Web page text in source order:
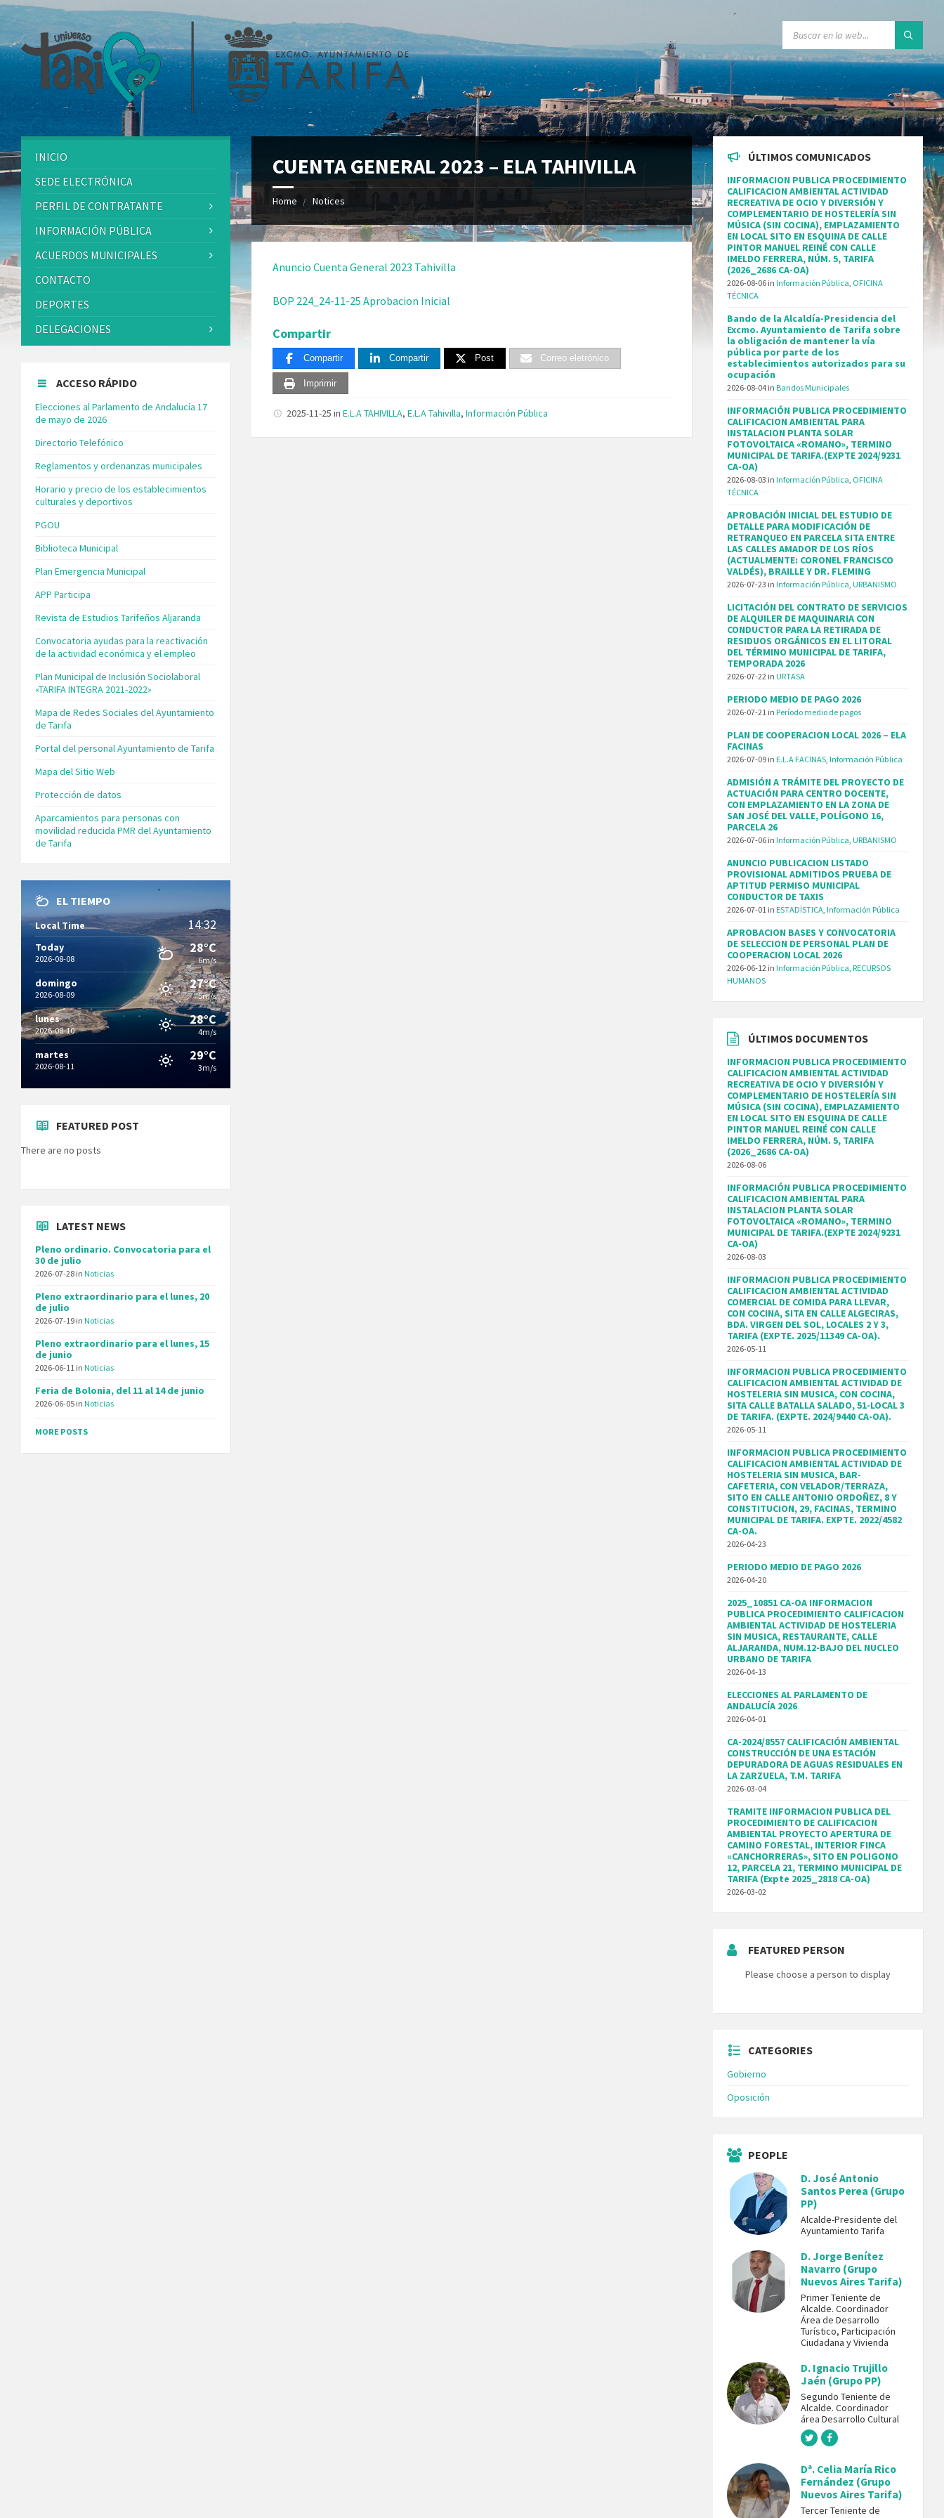
CUENTA GENERAL 2023 – ELA TAHIVILLA
Home Notices
Anuncio Cuenta General 2023 Tahivilla
BOP 224_24-11-25 Aprobacion Inicial
Compartir
Compartir Compartir Post Correo eletrónico
Imprimir
2025-11-25inE.L.A TAHIVILLA,E.L.A Tahivilla,Información Pública
INICIO
SEDE ELECTRÓNICA
PERFIL DE CONTRATANTE
INFORMACIÓN PÚBLICA
ACUERDOS MUNICIPALES
CONTACTO
DEPORTES
DELEGACIONES
ACCESO RÁPIDO
Elecciones al Parlamento de Andalucía 17
de mayo de 2026
Directorio Telefónico
Reglamentos y ordenanzas municipales
Horario y precio de los establecimientos
culturales y deportivos
PGOU
Biblioteca Municipal
Plan Emergencia Municipal
APP Participa
Revista de Estudios Tarifeños Aljaranda
Convocatoria ayudas para la reactivación
de la actividad económica y el empleo
Plan Municipal de Inclusión Sociolaboral
«TARIFA INTEGRA 2021-2022»
Mapa de Redes Sociales del Ayuntamiento
de Tarifa
Portal del personal Ayuntamiento de Tarifa
Mapa del Sitio Web
Protección de datos
Aparcamientos para personas con
movilidad reducida PMR del Ayuntamiento
de Tarifa
EL TIEMPO
Local Time 14:32
Today
2026-08-08
28°C
6m/s
domingo
2026-08-09
27°C
5m/s
lunes
2026-08-10
28°C
4m/s
martes
2026-08-11
29°C
3m/s
FEATURED POST
There are no posts
LATEST NEWS
Pleno ordinario. Convocatoria para el
30 de julio
2026-07-28 in Noticias
Pleno extraordinario para el lunes, 20
de julio
2026-07-19 in Noticias
Pleno extraordinario para el lunes, 15
de junio
2026-06-11 in Noticias
Feria de Bolonia, del 11 al 14 de junio
2026-06-05 in Noticias
MORE POSTS
ÚLTIMOS COMUNICADOS
INFORMACION PUBLICA PROCEDIMIENTO
CALIFICACION AMBIENTAL ACTIVIDAD
RECREATIVA DE OCIO Y DIVERSIÓN Y
COMPLEMENTARIO DE HOSTELERÍA SIN
MÚSICA (SIN COCINA), EMPLAZAMIENTO
EN LOCAL SITO EN ESQUINA DE CALLE
PINTOR MANUEL REINÉ CON CALLE
IMELDO FERRERA, NÚM. 5, TARIFA
(2026_2686 CA-OA)
2026-08-06 inInformación Pública OFICINA
TÉCNICA
Bando de la Alcaldía-Presidencia del
Excmo. Ayuntamiento de Tarifa sobre
la obligación de mantener la vía
pública por parte de los
establecimientos autorizados para su
ocupación
2026-08-04 inBandos Municipales
INFORMACIÓN PUBLICA PROCEDIMIENTO
CALIFICACION AMBIENTAL PARA
INSTALACION PLANTA SOLAR
FOTOVOLTAICA «ROMANO», TERMINO
MUNICIPAL DE TARIFA.(EXPTE 2024/9231
CA-OA)
2026-08-03 inInformación Pública OFICINA
TÉCNICA
APROBACIÓN INICIAL DEL ESTUDIO DE
DETALLE PARA MODIFICACIÓN DE
RETRANQUEO EN PARCELA SITA ENTRE
LAS CALLES AMADOR DE LOS RÍOS
(ACTUALMENTE: CORONEL FRANCISCO
VALDÉS), BRAILLE Y DR. FLEMING
2026-07-23 inInformación Pública ,URBANISMO
LICITACIÓN DEL CONTRATO DE SERVICIOS
DE ALQUILER DE MAQUINARIA CON
CONDUCTOR PARA LA RETIRADA DE
RESIDUOS ORGÁNICOS EN EL LITORAL
DEL TÉRMINO MUNICIPAL DE TARIFA,
TEMPORADA 2026
2026-07-22 inURTASA
PERIODO MEDIO DE PAGO 2026
2026-07-21 inPeríodo medio de pagos
PLAN DE COOPERACION LOCAL 2026 – ELA
FACINAS
2026-07-09 inE.L.A FACINAS ,Información Pública
ADMISIÓN A TRÁMITE DEL PROYECTO DE
ACTUACIÓN PARA CENTRO DOCENTE,
CON EMPLAZAMIENTO EN LA ZONA DE
SAN JOSÉ DEL VALLE, POLÍGONO 16,
PARCELA 26
2026-07-06 inInformación Pública ,URBANISMO
ANUNCIO PUBLICACION LISTADO
PROVISIONAL ADMITIDOS PRUEBA DE
APTITUD PERMISO MUNICIPAL
CONDUCTOR DE TAXIS
2026-07-01 inESTADÍSTICA ,Información Pública
APROBACION BASES Y CONVOCATORIA
DE SELECCION DE PERSONAL PLAN DE
COOPERACION LOCAL 2026
2026-06-12 inInformación Pública ,RECURSOS
HUMANOS
ÚLTIMOS DOCUMENTOS
INFORMACION PUBLICA PROCEDIMIENTO
CALIFICACION AMBIENTAL ACTIVIDAD
RECREATIVA DE OCIO Y DIVERSIÓN Y
COMPLEMENTARIO DE HOSTELERÍA SIN
MÚSICA (SIN COCINA), EMPLAZAMIENTO
EN LOCAL SITO EN ESQUINA DE CALLE
PINTOR MANUEL REINÉ CON CALLE
IMELDO FERRERA, NÚM. 5, TARIFA
(2026_2686 CA-OA)
2026-08-06
INFORMACIÓN PUBLICA PROCEDIMIENTO
CALIFICACION AMBIENTAL PARA
INSTALACION PLANTA SOLAR
FOTOVOLTAICA «ROMANO», TERMINO
MUNICIPAL DE TARIFA.(EXPTE 2024/9231
CA-OA)
2026-08-03
INFORMACION PUBLICA PROCEDIMIENTO
CALIFICACION AMBIENTAL ACTIVIDAD
COMERCIAL DE COMIDA PARA LLEVAR,
CON COCINA, SITA EN CALLE ALGECIRAS,
BDA. VIRGEN DEL SOL, LOCALES 2 Y 3,
TARIFA (EXPTE. 2025/11349 CA-OA).
2026-05-11
INFORMACION PUBLICA PROCEDIMIENTO
CALIFICACION AMBIENTAL ACTIVIDAD DE
HOSTELERIA SIN MUSICA, CON COCINA,
SITA CALLE BATALLA SALADO, 51-LOCAL 3
DE TARIFA. (EXPTE. 2024/9440 CA-OA).
2026-05-11
INFORMACION PUBLICA PROCEDIMIENTO
CALIFICACION AMBIENTAL ACTIVIDAD DE
HOSTELERIA SIN MUSICA, BAR-
CAFETERIA, CON VELADOR/TERRAZA,
SITO EN CALLE ANTONIO ORDOÑEZ, 8 Y
CONSTITUCION, 29, FACINAS, TERMINO
MUNICIPAL DE TARIFA. EXPTE. 2022/4582
CA-OA.
2026-04-23
PERIODO MEDIO DE PAGO 2026
2026-04-20
2025_10851 CA-OA INFORMACION
PUBLICA PROCEDIMIENTO CALIFICACION
AMBIENTAL ACTIVIDAD DE HOSTELERIA
SIN MUSICA, RESTAURANTE, CALLE
ALJARANDA, NUM.12-BAJO DEL NUCLEO
URBANO DE TARIFA
2026-04-13
ELECCIONES AL PARLAMENTO DE
ANDALUCÍA 2026
2026-04-01
CA-2024/8557 CALIFICACIÓN AMBIENTAL
CONSTRUCCIÓN DE UNA ESTACIÓN
DEPURADORA DE AGUAS RESIDUALES EN
LA ZARZUELA, T.M. TARIFA
2026-03-04
TRAMITE INFORMACION PUBLICA DEL
PROCEDIMIENTO DE CALIFICACION
AMBIENTAL PROYECTO APERTURA DE
CAMINO FORESTAL, INTERIOR FINCA
«CANCHORRERAS», SITO EN POLIGONO
12, PARCELA 21, TERMINO MUNICIPAL DE
TARIFA (Expte 2025_2818 CA-OA)
2026-03-02
FEATURED PERSON
Please choose a person to display
CATEGORIES
Gobierno
Oposición
PEOPLE
D. José Antonio
Santos Perea (Grupo
PP)
Alcalde-Presidente del
Ayuntamiento Tarifa
D. Jorge Benítez
Navarro (Grupo
Nuevos Aires Tarifa)
Primer Teniente de
Alcalde. Coordinador
Área de Desarrollo
Turístico, Participación
Ciudadana y Vivienda
D. Ignacio Trujillo
Jaén (Grupo PP)
Segundo Teniente de
Alcalde. Coordinador
área Desarrollo Cultural
Dª. Celia María Rico
Fernández (Grupo
Nuevos Aires Tarifa)
Tercer Teniente de